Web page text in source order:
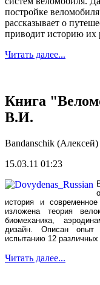
постройке
рассказывает о
приводит историю их
Читать далее...
Книга
В.И.
Bandanschik (Алексей)
15.03.11 01:23
история и
изложена теория
биомеханика,
дизайн. Описан опыт
испытанию 12 различных
Читать далее...